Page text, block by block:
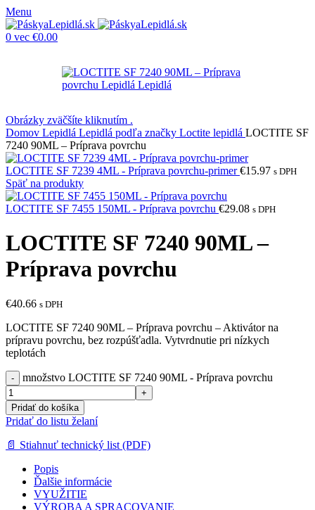
Menu
0 vec €0.00
Obrázky zväčšíte kliknutím .
Domov Lepidlá Lepidlá podľa značky Loctite lepidlá LOCTITE SF
7240 90ML – Príprava povrchu
LOCTITE SF 7239 4ML - Príprava povrchu-primer€15.97 s DPH
Späť na produkty
LOCTITE SF 7455 150ML - Príprava povrchu €29.08 s DPH
LOCTITE SF 7240 90ML –
Príprava povrchu
€40.66 s DPH
LOCTITE SF 7240 90ML – Príprava povrchu – Aktivátor na
prípravu povrchu, bez rozpúšťadla. Vytvrdnutie pri nízkych
teplotách
množstvo LOCTITE SF 7240 90ML - Príprava povrchu
Pridať do košíka
Pridať do listu želaní
📄 Stiahnuť technický list (PDF)
Popis
Ďalšie informácie
VYUŽITIE
VÝROBA A SPRACOVANIE